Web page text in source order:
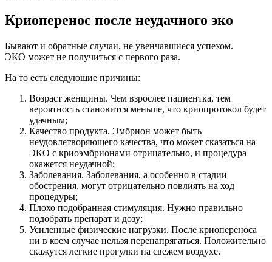
Криоперенос после неудачного эко
Бывают и обратные случаи, не увенчавшиеся успехом.
ЭКО может не получиться с первого раза.
На то есть следующие причины:
Возраст женщины. Чем взрослее пациентка, тем
вероятность становится меньше, что криопротокол будет
удачным;
Качество продукта. Эмбрион может быть
неудовлетворяющего качества, что может сказаться на
ЭКО с криоэмбрионами отрицательно, и процедура
окажется неудачной;
Заболевания. Заболевания, а особенно в стадии
обострения, могут отрицательно повлиять на ход
процедуры;
Плохо подобранная стимуляция. Нужно правильно
подобрать препарат и дозу;
Усиленные физические нагрузки. После криопереноса
ни в коем случае нельзя перенапрягаться. Положительно
скажутся легкие прогулки на свежем воздухе.